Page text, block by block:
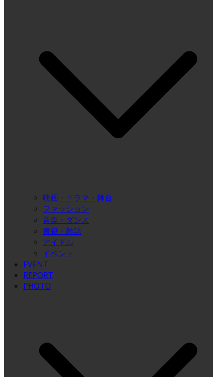
映画・ドラマ・舞台
ファッション
音楽・ダンス
書籍・雑誌
アイドル
イベント
EVENT
REPORT
PHOTO